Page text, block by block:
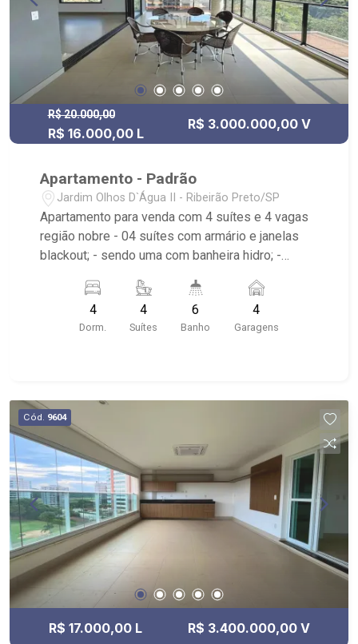
R$ 20.000,00
R$ 16.000,00 L
R$ 3.000.000,00 V
Apartamento - Padrão
Jardim Olhos D`Água II - Ribeirão Preto/SP
Apartamento para venda com 4 suítes e 4 vagas
região nobre - 04 suítes com armário e janelas
blackout; - sendo uma com banheira hidro; -
americana planejada; - Home office; - Área de
serviço; - Varanda gourmet com churrasqueira; -
04 vagas; - Lavabo; - Andar Baixo; - Condomínio
D`Água, Shopping Iguatemi, Tênis Country Club,
Pão de Açúcar, Uber Parque Sul, Hospital da
Unimed, Ribeirão Shopping, Novo Mercadão
Soverteria.
4
Dorm.
4
Suítes
6
Banho
4
Garagens
Cód. 9604
R$ 17.000,00 L R$ 3.400.000,00 V